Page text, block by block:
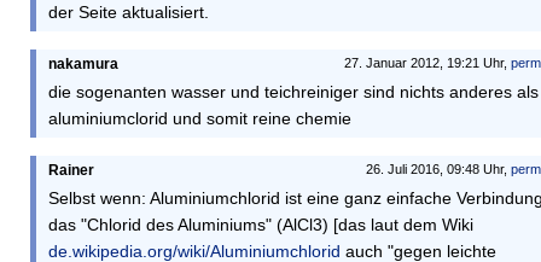
der Seite aktualisiert.
27. Januar 2012, 19:21 Uhr,
nakamura
die sogenanten wasser und teichreiniger sind nichts anderes als
aluminiumclorid und somit reine chemie
26. Juli 2016, 09:48 Uhr,
Rainer
Selbst wenn: Aluminiumchlorid ist eine ganz einfache
das "Chlorid des Aluminiums" (AlCl3) [das laut dem Wiki
de.wikipedia.org/wiki/Aluminiumchlorid auch "gegen leichte